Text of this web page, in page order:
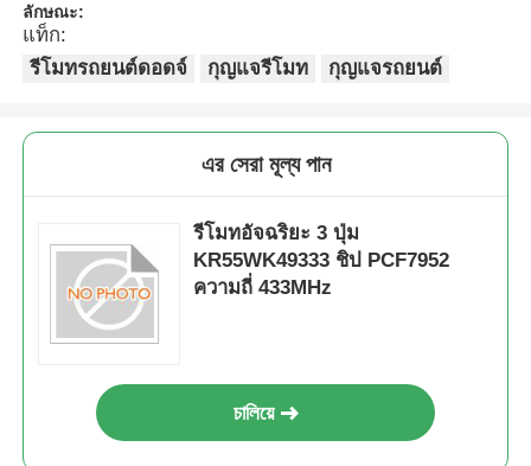
ลักษณะ:
แท็ก:
รีโมทรถยนต์ดอดจ์
กุญแจรีโมท กุญแจรถยนต์
এর সেরা মূল্য পান
รีโมทอัจฉริยะ 3 ปุ่ม
KR55WK49333 ชิป PCF7952
ความถี่ 433MHz
চালিয়ে